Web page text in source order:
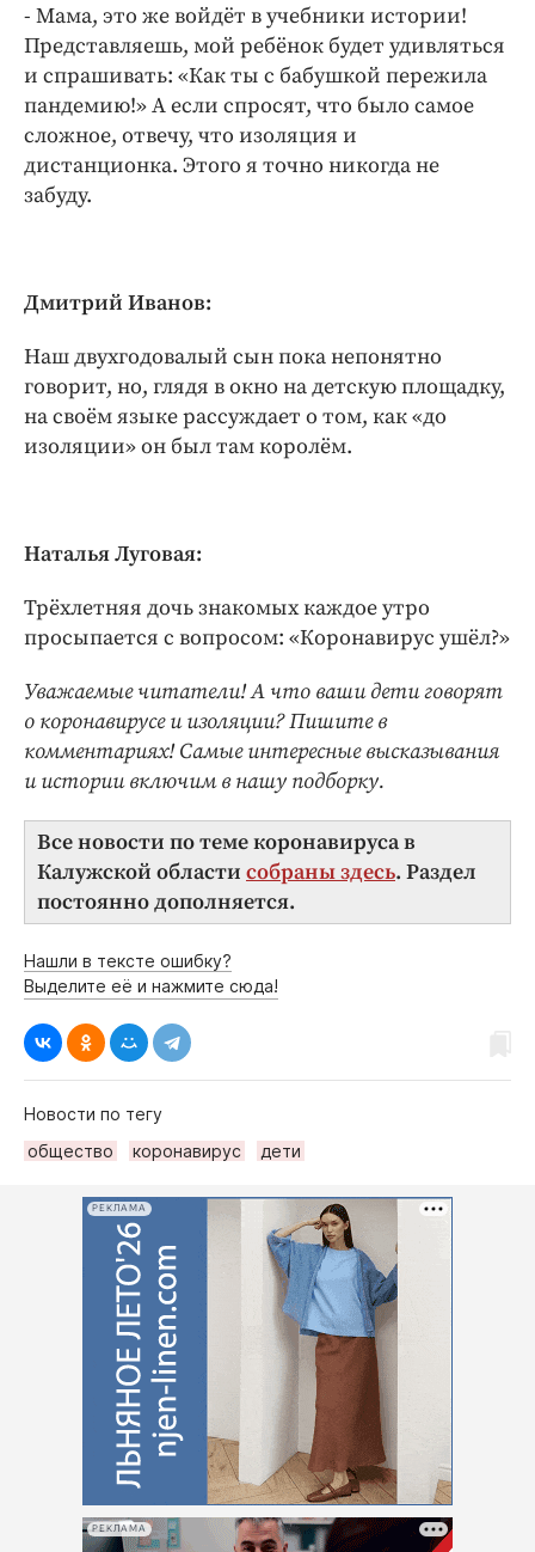
- Мама, это же войдёт в учебники истории!
Представляешь, мой ребёнок будет удивляться
и спрашивать: «Как ты с бабушкой пережила
пандемию!» А если спросят, что было самое
сложное, отвечу, что изоляция и
дистанционка. Этого я точно никогда не
забуду.
Дмитрий Иванов:
Наш двухгодовалый сын пока непонятно
говорит, но, глядя в окно на детскую площадку,
на своём языке рассуждает о том, как «до
изоляции» он был там королём.
Наталья Луговая:
Трёхлетняя дочь знакомых каждое утро
просыпается с вопросом: «Коронавирус ушёл?»
Уважаемые читатели! А что ваши дети говорят
о коронавирусе и изоляции? Пишите в
комментариях! Самые интересные высказывания
и истории включим в нашу подборку.
Все новости по теме коронавируса в
Калужской области собраны здесь. Раздел
постоянно дополняется.
Нашли в тексте ошибку?
Выделите её и нажмите сюда!
Новости по тегу
общество
коронавирус дети
РЕКЛАМА
РЕКЛАМА